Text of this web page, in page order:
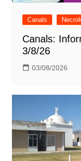
Canals
Canals:
3/8/26
03/08/2026